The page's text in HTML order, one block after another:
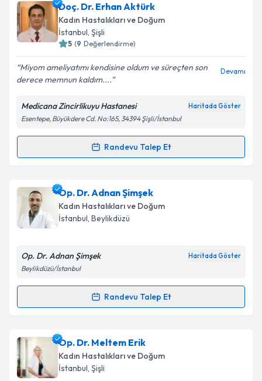
almanız için bir takvim hazırlandığında e-posta ile
bilgilendireceğiz.
E-posta Adresiniz
Metni 'ni okudum ve kişisel verilerimin belirtilen
kapsamda işlenmesini kabul ediyorum.
Takvim Talebini Gönder
Doç. Dr. Erhan Aktürk
Kadın Hastalıkları ve Doğum
İstanbul, Şişli
5 (9 Değerlendirme)
Miyom ameliyatımı kendisine oldum ve süreçten son
derece memnun kaldım....
Devamı
Medicana Zincirlikuyu Hastanesi Haritada Göster
Esentepe, Büyükdere Cd. No:165, 34394 Şişli/İstanbul
Randevu Talep Et
Randevu Takvimi Talebi
Doç. Dr. Erhan Aktürkiçin randevu takvimi talebi
oluşturun. Size bu uzmandan randevu almanız için bir
takvim hazırlandığında e-posta ile bilgilendireceğiz.
Kişisel verilerimin işlenmesine ilişkin
Metni'ni okudum ve kişisel verilerimin belirtilen
Takvim Talebini Gönder
Op. Dr. Adnan Şimşek
Kadın Hastalıkları ve Doğum
İstanbul, Beylikdüzü
Op. Dr. Adnan Şimşek Haritada Göster
Beylikdüzü/İstanbul
Randevu Talep Et
Randevu Takvimi Talebi
Op. Dr. Adnan Şimşek için randevu takvimi talebi
oluşturun. Size bu uzmandan randevu almanız için bir
takvim hazırlandığında e-posta ile bilgilendireceğiz.
Op. Dr. Meltem Erik
Kadın Hastalıkları ve Doğum
İstanbul, Şişli